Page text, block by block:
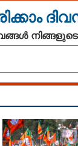
ഓഫീസ്